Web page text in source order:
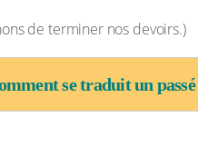
de terminer nos devoirs.)
se traduit un